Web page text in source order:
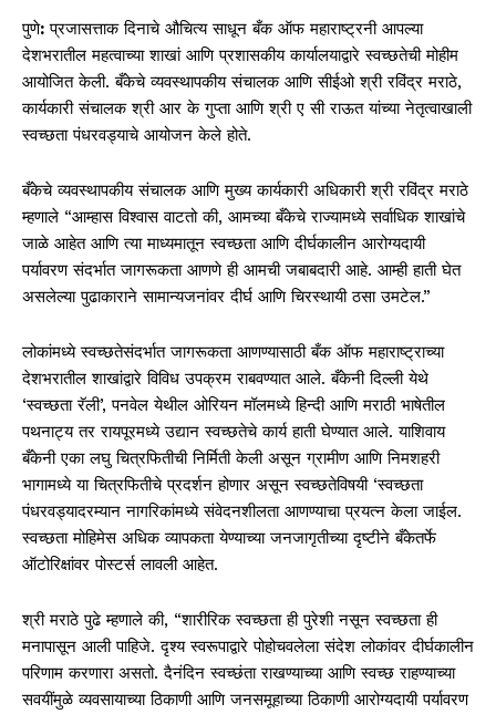
पुणे: प्रजासत्ताक दिनाचे औचित्य साधून बँक ऑफ महाराष्ट्रनी आपल्या
देशभरातील महत्वाच्या शाखां आणि प्रशासकीय कार्यालयाद्वारे स्वच्छतेची मोहीम
आयोजित केली. बँकेचे व्यवस्थापकीय संचालक आणि सीईओ श्री रविंद्र मराठे,
कार्यकारी संचालक श्री आर के गुप्ता आणि श्री ए सी राऊत यांच्या नेतृत्वाखाली
स्वच्छता पंधरवड्याचे आयोजन केले होते.
बँकेचे व्यवस्थापकीय संचालक आणि मुख्य कार्यकारी अधिकारी श्री रविंद्र मराठे
म्हणाले “आम्हास विश्वास वाटतो की, आमच्या बँकेचे राज्यामध्ये सर्वाधिक शाखांचे
जाळे आहेत आणि त्या माध्यमातून स्वच्छता आणि दीर्घकालीन आरोग्यदायी
पर्यावरण संदर्भात जागरूकता आणणे ही आमची जबाबदारी आहे. आम्ही हाती घेत
असलेल्या पुढाकाराने सामान्यजनांवर दीर्घ आणि चिरस्थायी ठसा उमटेल.”
लोकांमध्ये स्वच्छतेसंदर्भात जागरूकता आणण्यासाठी बँक ऑफ महाराष्ट्राच्या
देशभरातील शाखांद्वारे विविध उपक्रम राबवण्यात आले. बँकेनी दिल्ली येथे
‘स्वच्छता रॅली’, पनवेल येथील ओरियन मॉलमध्ये हिन्दी आणि मराठी भाषेतील
पथनाट्य तर रायपूरमध्ये उद्यान स्वच्छतेचे कार्य हाती घेण्यात आले. याशिवाय
बँकेनी एका लघु चित्रफितीची निर्मिती केली असून ग्रामीण आणि निमशहरी
भागामध्ये या चित्रफितीचे प्रदर्शन होणार असून स्वच्छतेविषयी ‘स्वच्छता
पंधरवड्यादरम्यान नागरिकांमध्ये संवेदनशीलता आणण्याचा प्रयत्न केला जाईल.
स्वच्छता मोहिमेस अधिक व्यापकता येण्याच्या जनजागृतीच्या दृष्टीने बँकेतर्फे
ऑटोरिक्षांवर पोस्टर्स लावली आहेत.
श्री मराठे पुढे म्हणाले की, “शारीरिक स्वच्छता ही पुरेशी नसून स्वच्छता ही
मनापासून आली पाहिजे. दृश्य स्वरूपाद्वारे पोहोचवलेला संदेश लोकांवर दीर्घकालीन
परिणाम करणारा असतो. दैनंदिन स्वच्छंता राखण्याच्या आणि स्वच्छ राहण्याच्या
सवयींमुळे व्यवसायाच्या ठिकाणी आणि जनसमूहाच्या ठिकाणी आरोग्यदायी पर्यावरण